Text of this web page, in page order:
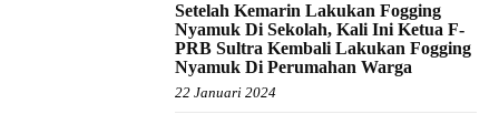
Setelah Kemarin Lakukan Fogging
Nyamuk Di Sekolah, Kali Ini Ketua F-
PRB Sultra Kembali Lakukan Fogging
Nyamuk Di Perumahan Warga
22 Januari 2024